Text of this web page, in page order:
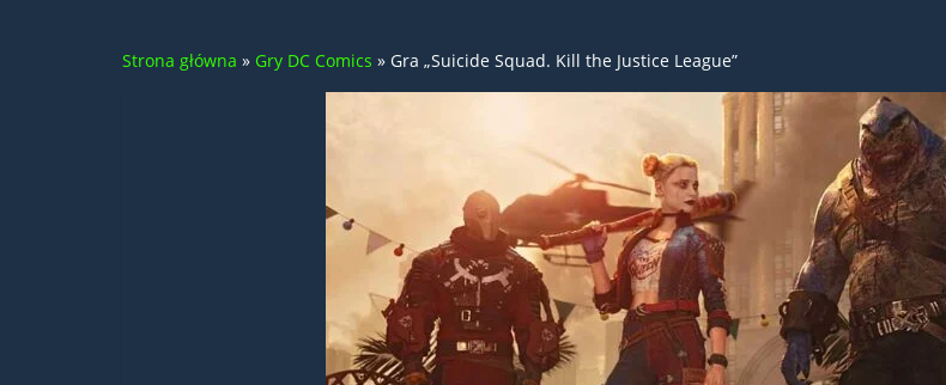
Comics
Strona główna » Gry DC Comics » Gra „Suicide Squad. Kill the Justice League”